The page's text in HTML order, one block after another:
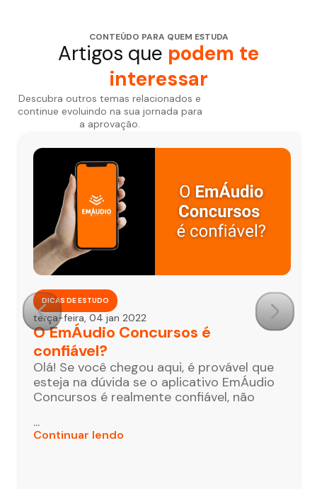
CONTEÚDO PARA QUEM ESTUDA
Artigos que podem te
interessar
Descubra outros temas relacionados e
continue evoluindo na sua jornada para
a aprovação.
DICAS DE ESTUDO
terça-feira, 04 jan 2022
O EmÁudio Concursos é
confiável?
Olá! Se você chegou aqui, é provável que
esteja na dúvida se o aplicativo EmÁudio
Concursos é realmente confiável, não
...
Continuar lendo